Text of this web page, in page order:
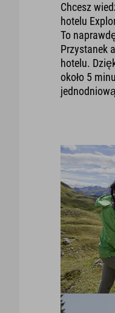
Chcesz
hotelu
To
Przystanek
hotelu.
około 5